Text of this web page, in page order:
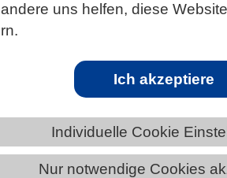
uns helfen, diese
Ich akzeptiere
Individuelle Cookie
Nur notwendige Cookies
bestimmen, wie
Individuen in der Natur — also
— zwangsläufig schneller und
Ecology and Evolution zeigt,
zwischen